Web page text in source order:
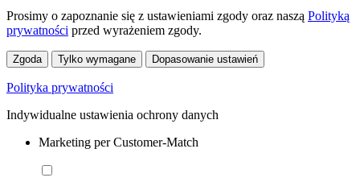
Prosimy o zapoznanie się z ustawieniami zgody oraz naszą Polityką
prywatności przed wyrażeniem zgody.
Zgoda Tylko wymagane Dopasowanie ustawień
Polityka prywatności
Indywidualne ustawienia ochrony danych
Marketing per Customer-Match